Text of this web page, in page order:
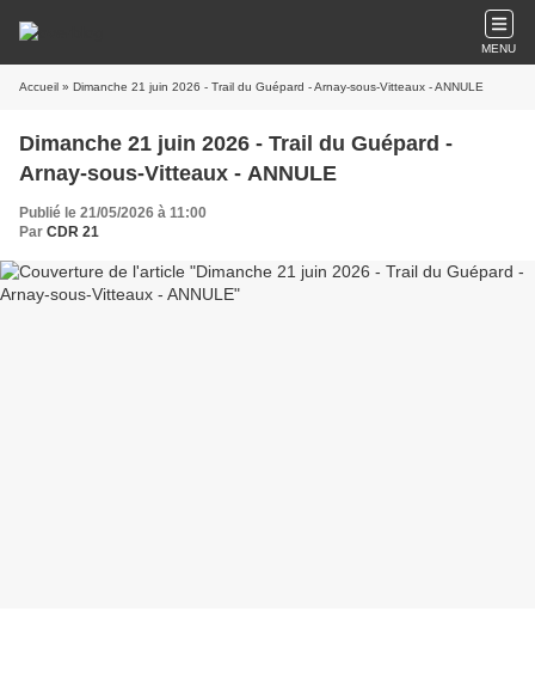
MENU
Accueil » Dimanche 21 juin 2026 - Trail du Guépard - Arnay-sous-Vitteaux - ANNULE
Dimanche 21 juin 2026 - Trail du Guépard -
Arnay-sous-Vitteaux - ANNULE
Publié le 21/05/2026 à 11:00
Par CDR 21